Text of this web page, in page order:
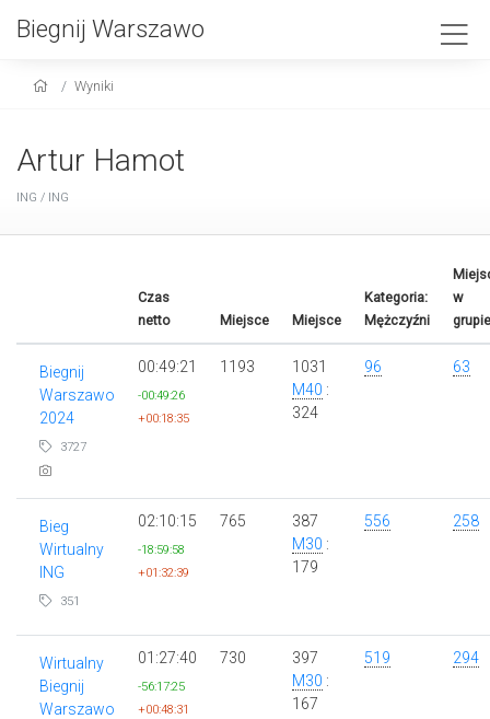
Biegnij Warszawo
Wyniki
Artur Hamot
ING / ING
Czas
netto
Miejsce Miejsce
Kategoria:
Mężczyźni
w
grupie
Biegnij
Warszawo
2024
3727
00:49:21
-00:49:26
+00:18:35
1193
1031
M40 :
324
96 63
Bieg
Wirtualny
ING
351
02:10:15
-18:59:58
+01:32:39
765
387
M30 :
179
556 258
Wirtualny
Biegnij
Warszawo
01:27:40
-56:17:25
+00:48:31
730
397
M30 :
167
519 294